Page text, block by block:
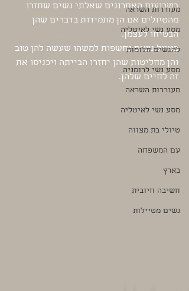
מעוררות השראה
מסע נשי לאיטליה
להגשים חלומות
מסע נשי לרומניה
מעוררות השראה
מסע נשי לאיטליה
טיולי בת מצווה
עם המשפחה
בארץ
חשיבה חיובית
נשים מטיילות
בשבועות האחרונים שאלתי נשים שחזרו
מהטיולים אם הן מתמידות בדברים שהן
הבטיחו לעצמן.
בטיול,נשים נחשפות למשהו שעשה להן טוב
והן מחליטות שהן יחזרו הבייתה ויכניסו את
זה לחיים שלהן.